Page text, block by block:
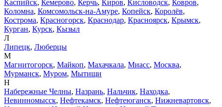
Каспийск, Кемерово, Керчь, Киров, Кисловодск, Ковров,
Коломна, Комсомольск-на-Амуре, Копейск, Королёв,
Кострома, Красногорск, Краснодар, Красноярск, Крымск,
Курган, Курск, Кызыл
Л
Липецк, Люберцы
М
Магнитогорск, Майкоп, Махачкала, Миасс, Москва,
Мурманск, Муром, Мытищи
Н
Набережные Челны, Назрань, Нальчик, Находка,
Невинномысск, Нефтекамск, Нефтеюганск, Нижневартовск,